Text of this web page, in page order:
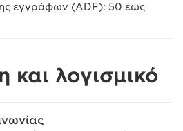
εγγράφων (ADF): 50 έως
και λογισμικό